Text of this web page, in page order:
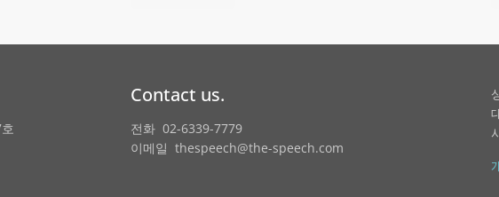
Contact us.
전화 02-6339-7779
이메일 thespeech@the-speech.com